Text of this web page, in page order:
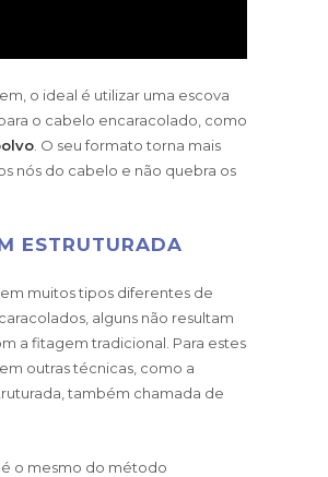
o ideal é utilizar uma escova
o cabelo encaracolado, como
. O seu formato torna mais
nós do cabelo e não quebra os
ESTRUTURADA
muitos tipos diferentes de
alguns não resultam
a fitagem tradicional. Para estes
outras técnicas, como a
também chamada de
o mesmo do método